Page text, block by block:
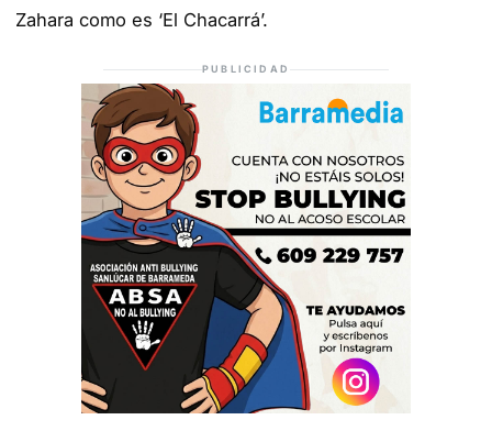
Zahara como es ‘El Chacarrá’.
PUBLICIDAD